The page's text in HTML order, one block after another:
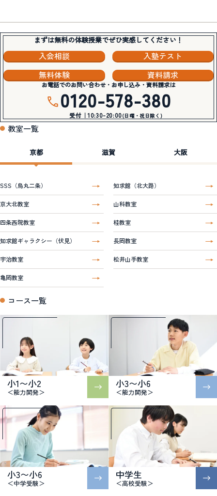
まずは無料の体験授業でぜひ実感してください！
入会相談
入塾テスト
無料体験
資料請求
お電話でのお問い合わせ・お申し込み・資料請求は
0120-578-380
受付｜10:30-20:00(日曜・祝日除く)
教室一覧
京都 滋賀 大阪
SSS（烏丸二条） 知求館（北大路）
京大北教室 山科教室
四条西院教室 桂教室
知求館ギャラクシー（伏見） 長岡教室
宇治教室 松井山手教室
亀岡教室
コース一覧
小1〜小2
＜能力開発＞
小3〜小6
＜能力開発＞
小3〜小6
＜中学受験＞
中学生
＜高校受験＞